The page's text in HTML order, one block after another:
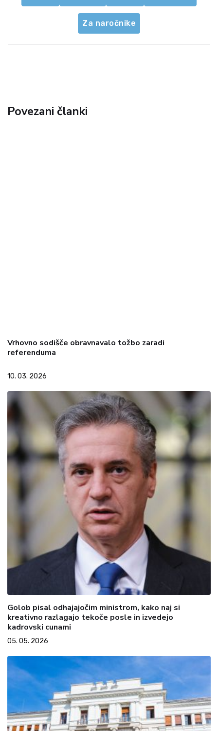
Za naročnike
Povezani članki
Vrhovno sodišče obravnavalo tožbo zaradi
referenduma
10. 03. 2026
Golob pisal odhajajočim ministrom, kako naj si
kreativno razlagajo tekoče posle in izvedejo
kadrovski cunami
05. 05. 2026